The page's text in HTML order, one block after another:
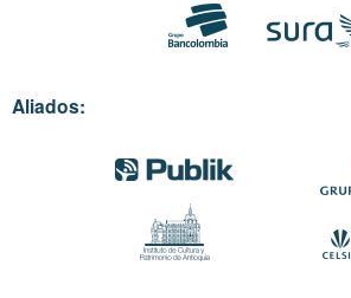
Aliados: